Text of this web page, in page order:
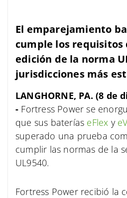
El emparejamiento
cumple los requisitos
edición de la norma
jurisdicciones más
LANGHORNE, PA. (8 de
- Fortress Power se
que sus baterías eFlex y
superado una prueba
cumplir las normas de la
UL9540.
Fortress Power recibió la